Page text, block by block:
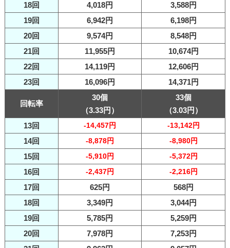
18回
4,018円
3,588円
19回
6,942円
6,198円
20回
9,574円
8,548円
21回
11,955円
10,674円
22回
14,119円
12,606円
23回
16,096円 14,371円
回転率
30個
（3.33円）
33個
（3.03円）
13回
-14,457円 -13,142円
14回 -8,878円 -8,980円
15回 -5,910円 -5,372円
16回 -2,437円 -2,216円
17回 625円
568円
18回
3,349円
3,044円
19回
5,785円
5,259円
20回
7,978円
7,253円